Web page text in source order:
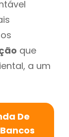
que
a um
De